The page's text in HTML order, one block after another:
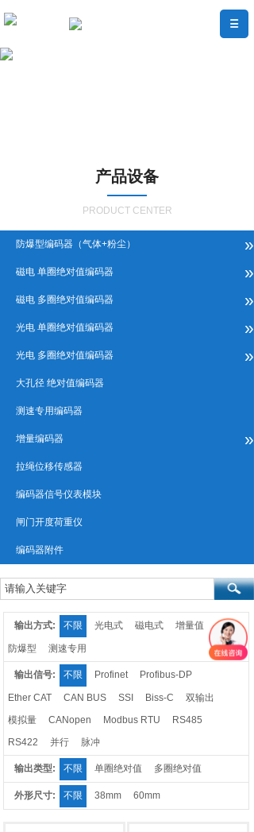
产品设备
PRODUCT CENTER
防爆型编码器（气体+粉尘） »
磁电 单圈绝对值编码器 »
磁电 多圈绝对值编码器 »
光电 单圈绝对值编码器 »
光电 多圈绝对值编码器 »
大孔径 绝对值编码器
测速专用编码器
增量编码器 »
拉绳位移传感器
编码器信号仪表模块
闸门开度荷重仪
编码器附件
输出方式: 不限 光电式 磁电式 增量值
防爆型 测速专用
输出信号: 不限 Profinet Profibus-DP
Ether CAT CAN BUS SSI Biss-C
双输出
模拟量
CANopen Modbus RTU
RS485
RS422
并行 脉冲
输出类型: 不限 单圈绝对值 多圈绝对值
外形尺寸: 不限 38mm 60mm